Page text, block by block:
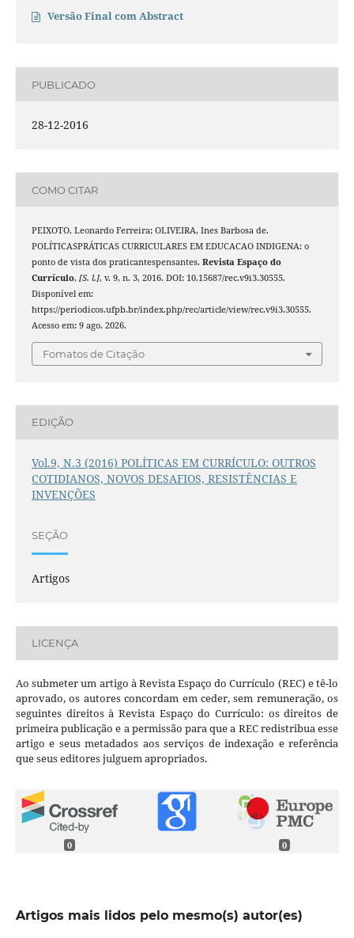
Versão Final com Abstract
PUBLICADO
28-12-2016
COMO CITAR
PEIXOTO, Leonardo Ferreira; OLIVEIRA, Ines Barbosa de.
POLÍTICASPRÁTICAS CURRICULARES EM EDUCACAO INDIGENA: o
ponto de vista dos praticantespensantes. Revista Espaço do
Currículo, [S. l.], v. 9, n. 3, 2016. DOI: 10.15687/rec.v9i3.30555.
Disponível em:
https://periodicos.ufpb.br/index.php/rec/article/view/rec.v9i3.30555.
Acesso em: 9 ago. 2026.
Fomatos de Citação
EDIÇÃO
Vol.9, N.3 (2016) POLÍTICAS EM CURRÍCULO: OUTROS
COTIDIANOS, NOVOS DESAFIOS, RESISTÊNCIAS E
INVENÇÕES
SEÇÃO
Artigos
LICENÇA
Ao submeter um artigo à Revista Espaço do Currículo (REC) e tê-lo
aprovado, os autores concordam em ceder, sem remuneração, os
seguintes direitos à Revista Espaço do Currículo: os direitos de
primeira publicação e a permissão para que a REC redistribua esse
artigo e seus metadados aos serviços de indexação e referência
que seus editores julguem apropriados.
0 0
Artigos mais lidos pelo mesmo(s) autor(es)